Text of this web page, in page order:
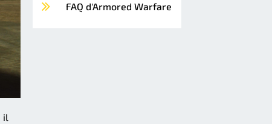
il
FAQ d'Armored Warfare